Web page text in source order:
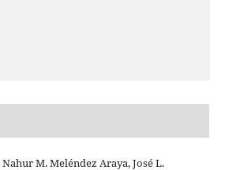
M. Meléndez Araya, José L.